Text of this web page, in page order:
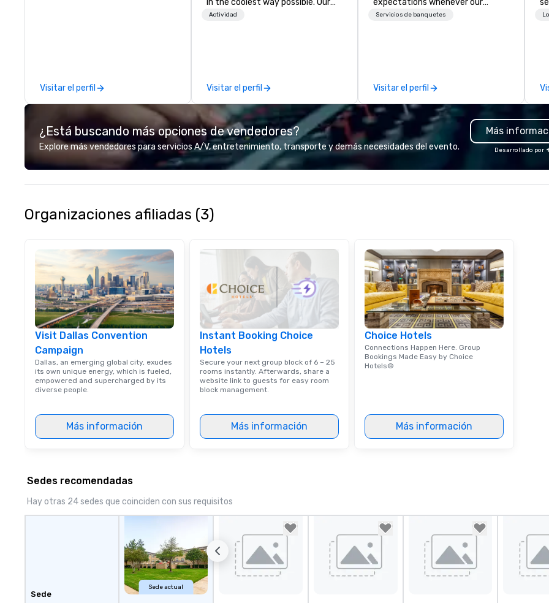
Visitar el perfil
in the coolest way possible. Our
tours are completely
Actividad
Visitar el perfil
expectations whenever our
guests gather for a meal.
team continues to set the
standard for culinary excellence,
bringing Wolfgang’s legendary
combination of innovative cuisine
and refined service to the worlds’
most renowned and demanding
corporate, cultural and
entertainment clients.
Servicios de banquetes
Visitar el perfil
¿Está buscando más opciones de vendedores?
Explore más vendedores para servicios A/V, entretenimiento, transporte y demás necesidades del evento.
Más
Desarrollado por
Organizaciones afiliadas (3)
Visit Dallas Convention
Campaign
Dallas, an emerging global city, exudes
its own unique energy, which is fueled,
empowered and supercharged by its
diverse people.
Más información
Instant Booking Choice
Hotels
Secure your next group block of 6 – 25
rooms instantly. Afterwards, share a
website link to guests for easy room
block management.
Más información
Choice Hotels
Connections Happen Here. Group
Bookings Made Easy by Choice
Hotels®
Más información
Sedes recomendadas
Hay otras 24 sedes que coinciden con sus requisitos
Sede
Sede actual